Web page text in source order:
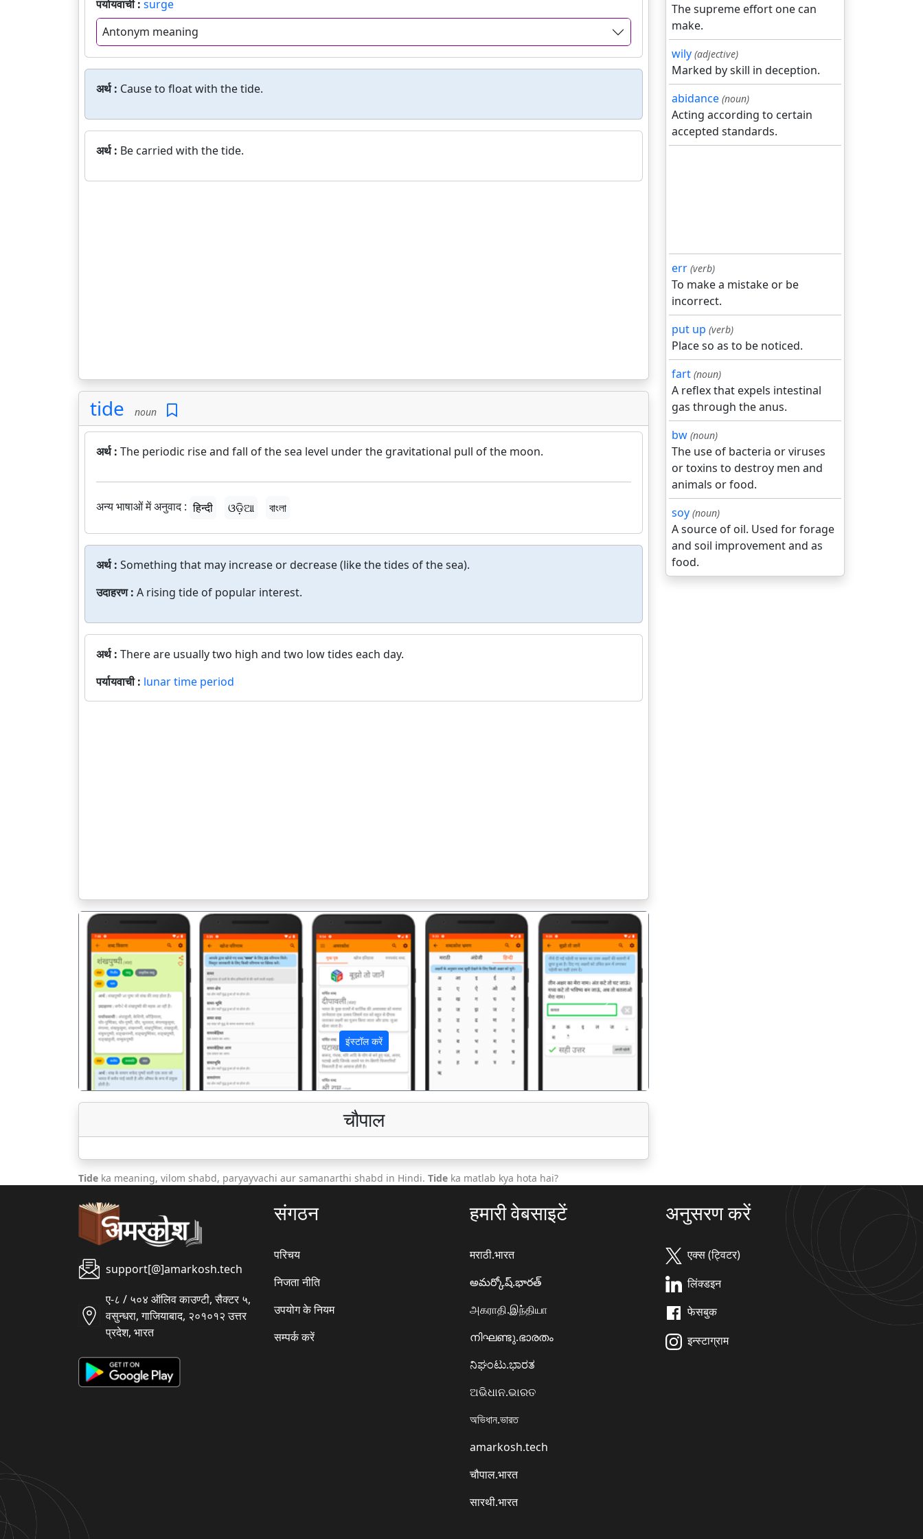
पर्यायवाची : surge
Antonym meaning
अर्थ : Cause to float with the tide.
अर्थ : Be carried with the tide.
tide noun
अर्थ : The periodic rise and fall of the sea level under the gravitational pull of the moon.
अन्य भाषाओं में अनुवाद : हिन्दी ଓଡ଼ିଆ বাংলা
अर्थ : Something that may increase or decrease (like the tides of the sea).
उदाहरण : A rising tide of popular interest.
अर्थ : There are usually two high and two low tides each day.
पर्यायवाची : lunar time period
इंस्टॉल करें
पिछला अगला
चौपाल
The supreme effort one can
make.
wily (adjective)
Marked by skill in deception.
abidance (noun)
Acting according to certain
accepted standards.
err (verb)
To make a mistake or be
incorrect.
put up (verb)
Place so as to be noticed.
fart (noun)
A reflex that expels intestinal
gas through the anus.
bw (noun)
The use of bacteria or viruses
or toxins to destroy men and
animals or food.
soy (noun)
A source of oil. Used for forage
and soil improvement and as
food.
Tide ka meaning, vilom shabd, paryayvachi aur samanarthi shabd in Hindi. Tide ka matlab kya hota hai?
support[@]amarkosh.tech
ए-८ / ५०४ ऑलिव काउण्टी, सैक्टर ५,
वसुन्धरा, गाजियाबाद, २०१०१२ उत्तर
प्रदेश, भारत
संगठन
परिचय
निजता नीति
उपयोग के नियम
सम्पर्क करें
हमारी वेबसाइटें
मराठी.भारत
అమర్కోష్.భారత్
அகராதி.இந்தியா
നിഘണ്ടു.ഭാരതം
ನಿಘಂಟು.ಭಾರತ
ଅଭିଧାନ.ଭାରତ
অভিধান.ভারত
amarkosh.tech
चौपाल.भारत
सारथी.भारत
अनुसरण करें
एक्स (ट्विटर)
लिंक्डइन
फेसबुक
इन्स्टाग्राम